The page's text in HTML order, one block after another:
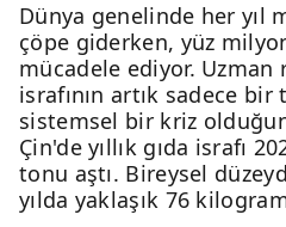
Dünya genelinde her yıl
çöpe giderken, yüz
mücadele ediyor. Uzman
israfının artık sadece
sistemsel bir kriz
Çin'de yıllık gıda israfı
tonu aştı. Bireysel
yılda yaklaşık 76